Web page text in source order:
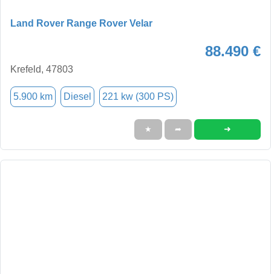
Land Rover Range Rover Velar
88.490 €
Krefeld, 47803
5.900 km Diesel 221 kw (300 PS)
★ ➦ ➜